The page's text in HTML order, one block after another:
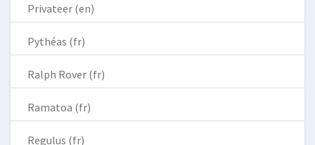
Privateer (en)
Pythéas (fr)
Ralph Rover (fr)
Ramatoa (fr)
Regulus (fr)